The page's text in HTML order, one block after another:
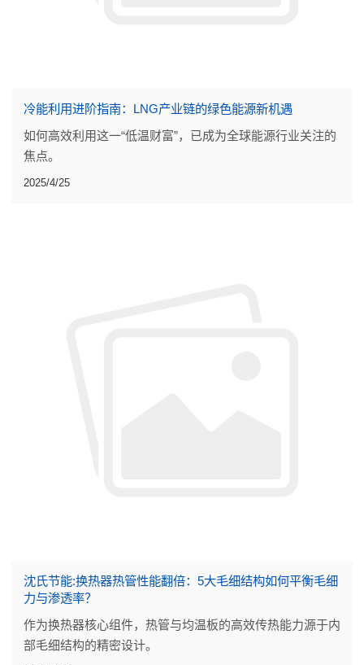
冷能利用进阶指南：LNG产业链的绿色能源新机遇
如何高效利用这一“低温财富”，已成为全球能源行业关注的
焦点。
2025/4/25
沈氏节能:换热器热管性能翻倍：5大毛细结构如何平衡毛细
力与渗透率？
作为换热器核心组件，热管与均温板的高效传热能力源于内
部毛细结构的精密设计。